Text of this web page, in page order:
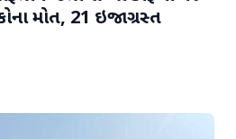
મોત, 21 ઇજાગ્રસ્ત